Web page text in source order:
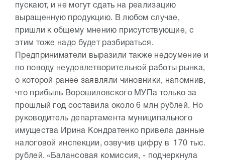
пускают, и не могут сдать на реализацию
выращенную продукцию. В любом случае,
пришли к общему мнению присутствующие, с
этим тоже надо будет разбираться.
Предприниматели выразили также недоумение и
по поводу неудовлетворительной работы рынка,
о которой ранее заявляли чиновники, напомнив,
что прибыль Ворошиловского МУПа только за
прошлый год составила около 6 млн рублей. Но
руководитель департамента муниципального
имущества Ирина Кондратенко привела данные
налоговой инспекции, озвучив цифру в 170 тыс.
рублей. «Балансовая комиссия, - подчеркнула